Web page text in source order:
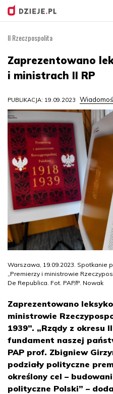
II Rzeczpospolita
Zaprezentowano
i ministrach II RP
PUBLIKACJA: 19.09.2023
Warszawa, 19.09.2023. Spotkanie
„Premierzy i ministrowie
De Republica. Fot. PAP/P. Nowak
Zaprezentowano
ministrowie
1939”. „Rządy z okresu
fundament naszej
PAP prof. Zbigniew
podziały polityczne
określony cel –
polityczne Polski” –